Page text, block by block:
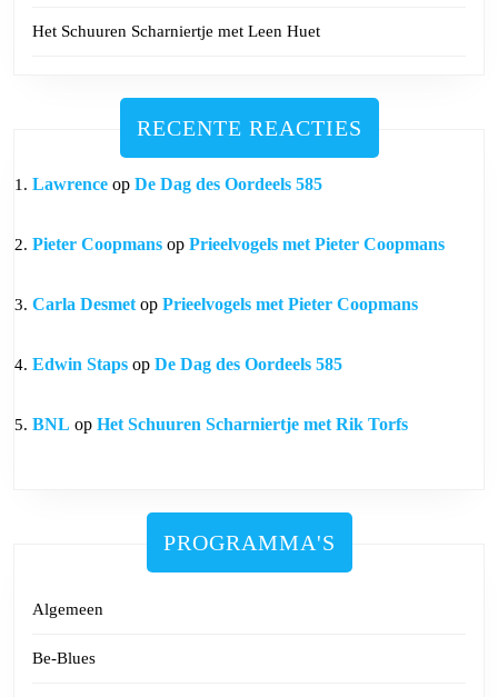
Het Schuuren Scharniertje met Leen Huet
RECENTE REACTIES
Lawrence op De Dag des Oordeels 585
Pieter Coopmans op Prieelvogels met Pieter Coopmans
Carla Desmet op Prieelvogels met Pieter Coopmans
Edwin Staps op De Dag des Oordeels 585
BNL op Het Schuuren Scharniertje met Rik Torfs
PROGRAMMA'S
Algemeen
Be-Blues